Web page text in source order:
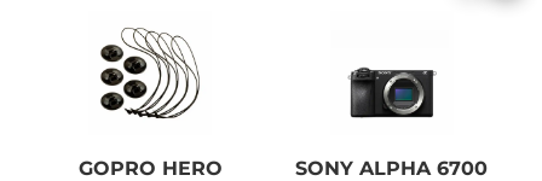
GOPRO HERO
SONY ALPHA 6700